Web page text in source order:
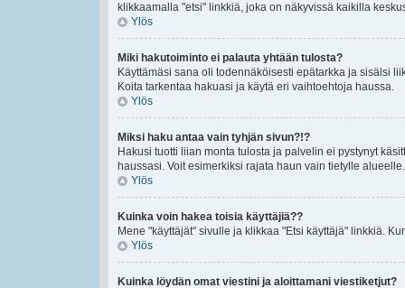
klikkaamalla "etsi" linkkiä, joka on näkyvissä kaikilla
Ylös
Miki hakutoiminto ei palauta yhtään tulosta?
Käyttämäsi sana oli todennäköisesti epätarkka ja sisälsi
Koita tarkentaa hakuasi ja käytä eri vaihtoehtoja haussa.
Ylös
Miksi haku antaa vain tyhjän sivun?!?
Hakusi tuotti liian monta tulosta ja palvelin ei pystynyt
haussasi. Voit esimerkiksi rajata haun vain tietylle alueelle.
Ylös
Kuinka voin hakea toisia käyttäjiä??
Mene "käyttäjät" sivulle ja klikkaa "Etsi käyttäjä" linkkiä.
Ylös
Kuinka löydän omat viestini ja aloittamani viestiketjut?